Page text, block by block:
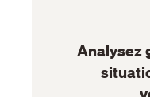
Analysez